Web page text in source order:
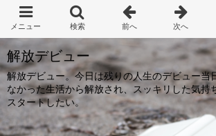
解放デビュー
解放デビュー。今日は残りの人生のデビュー当
なかった生活から解放され、スッキリした気持
スタートしたい。